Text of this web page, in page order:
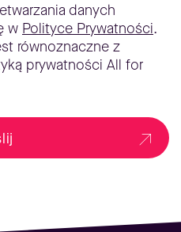
danych
w Polityce Prywatności.
równoznaczne z
prywatności All for